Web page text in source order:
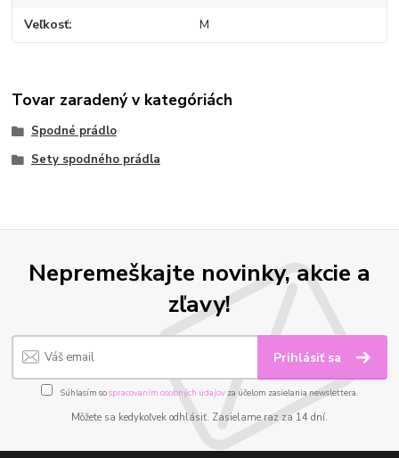
Veľkosť M
Tovar zaradený v kategóriách
Spodné prádlo
Sety spodného prádla
Nepremeškajte novinky, akcie a
zľavy!
Prihlásiť sa
Súhlasím sospracovaním osobných údajov za účelom zasielania newslettera.
Môžete sa kedykoľvek odhlásiť. Zasielame raz za 14 dní.